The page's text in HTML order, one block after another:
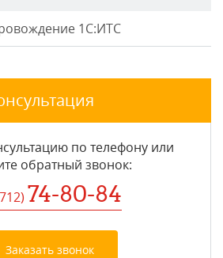
1С:ИТС
по телефону или
обратный звонок:
) 74-80-84
Заказать звонок